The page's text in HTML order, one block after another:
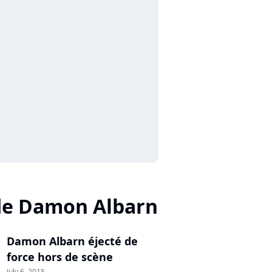
Damon Albarn
Damon Albarn éjecté de
force hors de scène